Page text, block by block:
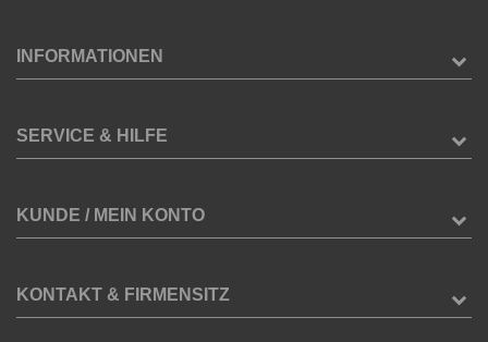
INFORMATIONEN
SERVICE & HILFE
KUNDE / MEIN KONTO
KONTAKT & FIRMENSITZ